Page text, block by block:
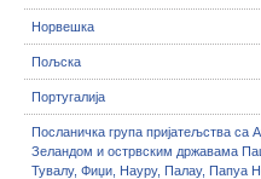
Норвешка
Пољска
Португалија
Посланичка група пријатељства са
Зеландом и острвским државама
Тувалу, Фиџи, Науру, Палау, Папуа